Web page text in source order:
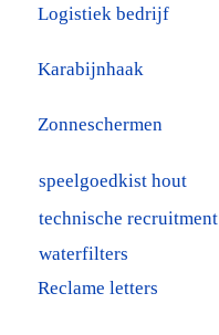
Logistiek bedrijf
Karabijnhaak
Zonneschermen
speelgoedkist hout
technische recruitment
waterfilters
Reclame letters